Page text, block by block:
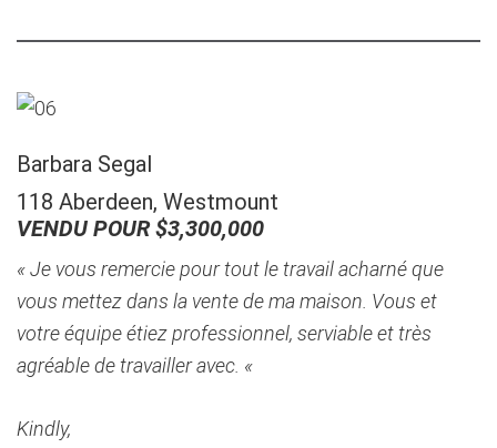
Barbara Segal
118 Aberdeen, Westmount
VENDU POUR $3,300,000
« Je vous remercie pour tout le travail acharné que
vous mettez dans la vente de ma maison. Vous et
votre équipe étiez professionnel, serviable et très
agréable de travailler avec. «
Kindly,